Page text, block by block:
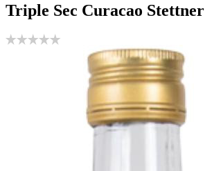
Triple Sec Curacao Stettner